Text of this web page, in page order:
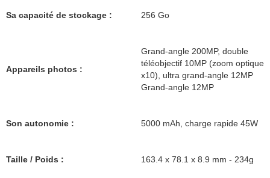
Sa capacité de stockage : 256 Go
Appareils photos :
Grand-angle 200MP, double
téléobjectif 10MP (zoom optique
x10), ultra grand-angle 12MP
Grand-angle 12MP
Son autonomie : 5000 mAh, charge rapide 45W
Taille / Poids : 163.4 x 78.1 x 8.9 mm - 234g